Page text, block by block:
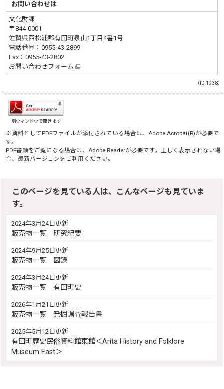
お問い合わせは
文化財課
〒844-0001
佐賀県西松浦郡有田町泉山1丁目4番1号
電話番号：0955-43-2899
Fax：0955-43-2802
お問い合わせフォーム
（ID:1938）
別ウィンドウで開きます
※資料としてPDFファイルが添付されている場合は、Adobe Acrobat(R)が必要で
す。
PDF書類をご覧になる場合は、Adobe Readerが必要です。正しく表示されない場
合、最新バージョンをご利用ください。
このページを見ている人は、こんなページも見ていま
す。
2024年3月24日更新
販売物一覧 研究紀要
2024年9月25日更新
販売物一覧 図録
2024年3月24日更新
販売物一覧 有田町史
2026年1月21日更新
販売物一覧 発掘調査報告書
2025年5月12日更新
有田町歴史民俗資料館東館＜Arita History and Folklore
Museum East＞